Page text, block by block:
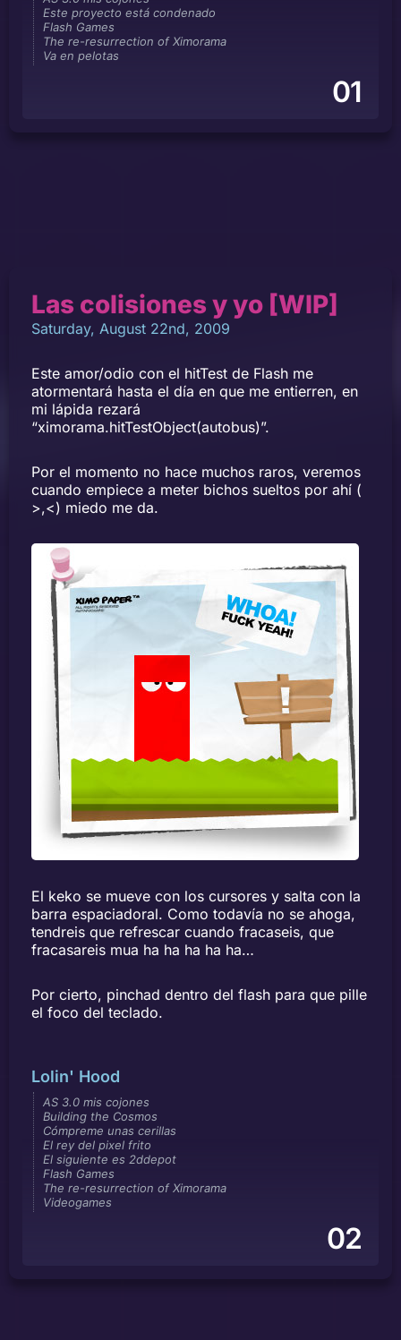
Este proyecto está condenado
Flash Games
The re-resurrection of Ximorama
Va en pelotas
01
Las colisiones y yo [WIP]
Saturday, August 22nd, 2009
Este amor/odio con el hitTest de Flash me
atormentará hasta el día en que me entierren, en
mi lápida rezará
“ximorama.hitTestObject(autobus)”.
Por el momento no hace muchos raros, veremos
cuando empiece a meter bichos sueltos por ahí (
>,<) miedo me da.
El keko se mueve con los cursores y salta con la
barra espaciadoral. Como todavía no se ahoga,
tendreis que refrescar cuando fracaseis, que
fracasareis mua ha ha ha ha ha…
Por cierto, pinchad dentro del flash para que pille
el foco del teclado.
Lolin' Hood
AS 3.0 mis cojones
Building the Cosmos
Cómpreme unas cerillas
El rey del pixel frito
El siguiente es 2ddepot
Flash Games
The re-resurrection of Ximorama
Videogames
02